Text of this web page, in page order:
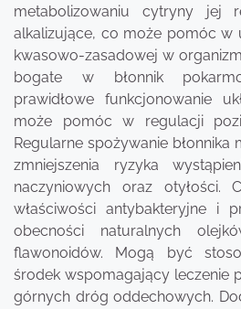
metabolizowaniu cytryny jej
alkalizujące, co może pomóc w
kwasowo-zasadowej w
bogate w błonnik
prawidłowe funkcjonowanie
może pomóc w regulacji
Regularne spożywanie błonnika
zmniejszenia ryzyka
naczyniowych oraz otyłości.
właściwości antybakteryjne i
obecności naturalnych
flawonoidów. Mogą być
środek wspomagający leczenie
górnych dróg oddechowych.